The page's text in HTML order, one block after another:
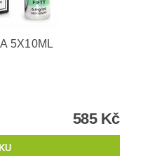
5X10ML
585 Kč